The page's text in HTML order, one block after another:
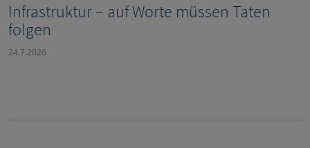
Infrastruktur – auf Worte müssen Taten
folgen
24.7.2026